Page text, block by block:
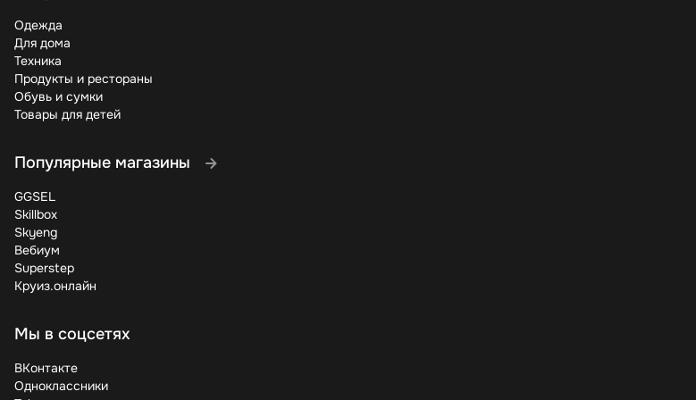
Одежда
Для дома
Техника
Продукты и рестораны
Обувь и сумки
Товары для детей
Популярные магазины
GGSEL
Skillbox
Skyeng
Вебиум
Superstep
Круиз.онлайн
Мы в соцсетях
ВКонтакте
Одноклассники